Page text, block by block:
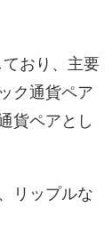
おり、主要
ク通貨ペア
貨ペアとし
リップルな